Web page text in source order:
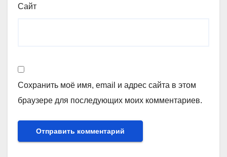
Сайт
Сохранить моё имя, email и адрес сайта в этом
браузере для последующих моих комментариев.